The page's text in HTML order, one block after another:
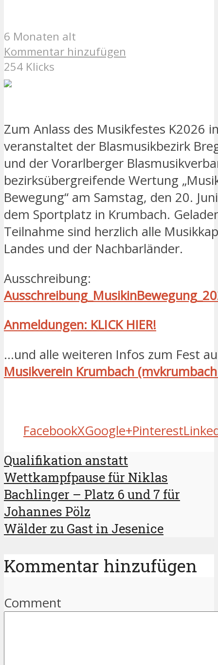
6 Monaten alt
Kommentar hinzufügen
254 Klicks
Zum Anlass des Musikfestes K2026
veranstaltet der Blasmusikbezirk
und der Vorarlberger
bezirksübergreifende Wertung
Bewegung“ am Samstag, den 20.
dem Sportplatz in Krumbach.
Teilnahme sind herzlich alle
Landes und der Nachbarländer.
Ausschreibung:
Anmeldungen: KLICK HIER!
…und alle weiteren Infos zum Fest
Musikverein Krumbach
FacebookXGoogle+Pinterest
Qualifikation anstatt
Wettkampfpause für Niklas
Bachlinger – Platz 6 und 7 für
Johannes Pölz
Wälder zu Gast in Jesenice
Kommentar hinzufügen
Comment